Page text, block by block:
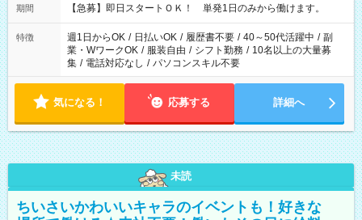
期間 【急募】即日スタートＯＫ！ 単発1日のみから働けます。
特徴 週1日からOK / 日払いOK / 履歴書不要 / 40～50代活躍中 / 副
業・WワークOK / 服装自由 / シフト勤務 / 10名以上の大量募
集 / 電話対応なし / パソコンスキル不要
気になる！ 応募する 詳細へ
未読
ちいさいかわいいキャラのイベントも！好きな